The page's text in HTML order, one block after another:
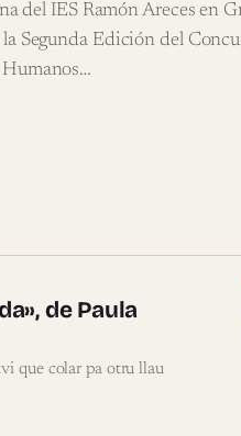
del IES Ramón Areces en
Segunda Edición del
de Paula
que colar pa otru llau